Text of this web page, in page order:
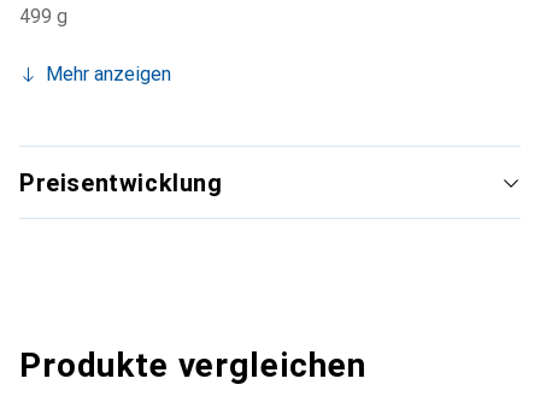
499 g
Mehr anzeigen
Preisentwicklung
Produkte vergleichen